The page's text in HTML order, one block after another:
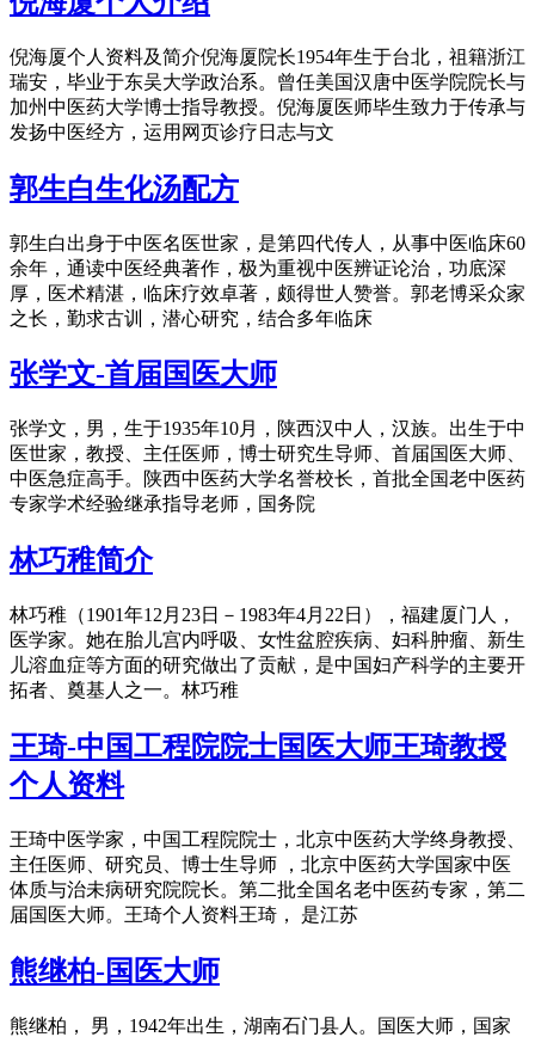
倪海厦个人资料及简介倪海厦院长1954年生于台北，祖籍浙江
瑞安，毕业于东吴大学政治系。曾任美国汉唐中医学院院长与
加州中医药大学博士指导教授。倪海厦医师毕生致力于传承与
发扬中医经方，运用网页诊疗日志与文
郭生白生化汤配方
郭生白出身于中医名医世家，是第四代传人，从事中医临床60
余年，通读中医经典著作，极为重视中医辨证论治，功底深
厚，医术精湛，临床疗效卓著，颇得世人赞誉。郭老博采众家
之长，勤求古训，潜心研究，结合多年临床
张学文-首届国医大师
张学文，男，生于1935年10月，陕西汉中人，汉族。出生于中
医世家，教授、主任医师，博士研究生导师、首届国医大师、
中医急症高手。陕西中医药大学名誉校长，首批全国老中医药
专家学术经验继承指导老师，国务院
林巧稚简介
林巧稚（1901年12月23日－1983年4月22日），福建厦门人，
医学家。她在胎儿宫内呼吸、女性盆腔疾病、妇科肿瘤、新生
儿溶血症等方面的研究做出了贡献，是中国妇产科学的主要开
拓者、奠基人之一。林巧稚
王琦-中国工程院院士国医大师王琦教授
个人资料
王琦中医学家，中国工程院院士，北京中医药大学终身教授、
主任医师、研究员、博士生导师 ，北京中医药大学国家中医
体质与治未病研究院院长。第二批全国名老中医药专家，第二
届国医大师。王琦个人资料王琦， 是江苏
熊继柏-国医大师
熊继柏， 男，1942年出生，湖南石门县人。国医大师，国家